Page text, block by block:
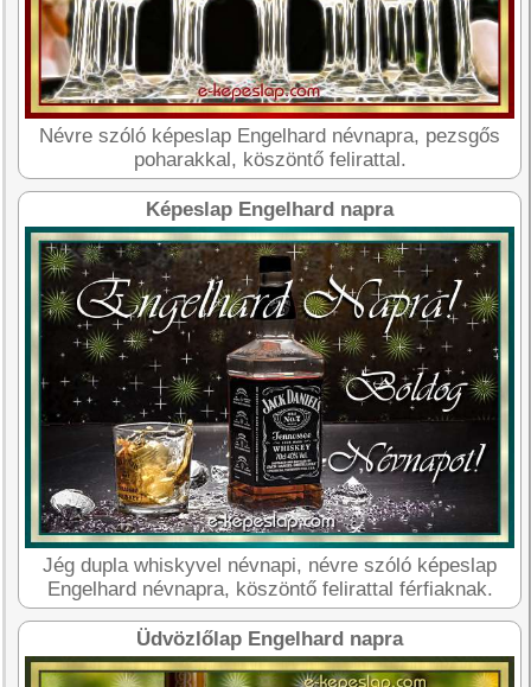
Névre szóló képeslap Engelhard névnapra, pezsgős
poharakkal, köszöntő felirattal.
Képeslap Engelhard napra
Jég dupla whiskyvel névnapi, névre szóló képeslap
Engelhard névnapra, köszöntő felirattal férfiaknak.
Üdvözlőlap Engelhard napra